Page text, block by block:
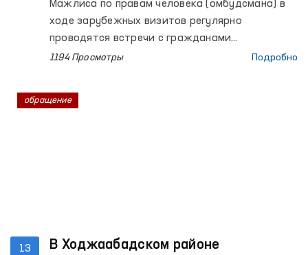
Мажлиса по правам человека (омбудсмана) в
ходе зарубежных визитов регулярно
проводятся встречи с гражданами
Узбекистана, содержащимися в
1194 Просмотры Подробно
13
В Ходжаабадском районе
обращение